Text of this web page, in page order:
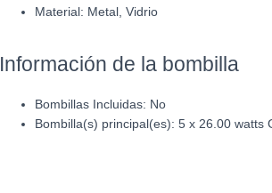
Material: Metal, Vidrio
Información de la bombilla
Bombillas Incluidas: No
Bombilla(s) principal(es): 5 x 26.00 watts